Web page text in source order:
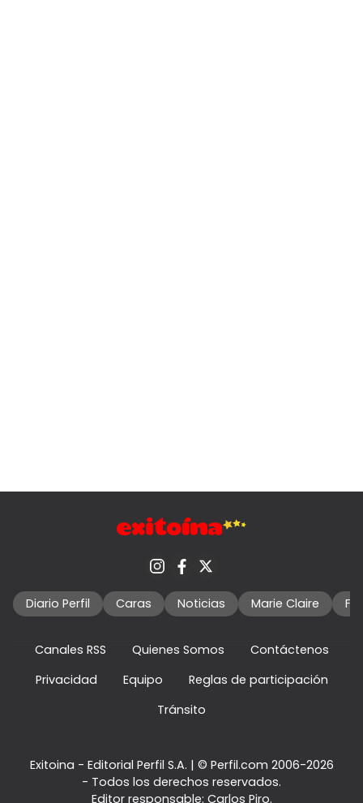
Diario Perfil Caras Noticias Marie Claire
Canales RSS Quienes Somos
Contáctenos
Privacidad
Equipo
Reglas de participación
Tránsito
Exitoina - Editorial Perfil S.A. | © Perfil.com 2006-2026
- Todos los derechos reservados.
Editor responsable: Carlos Piro.